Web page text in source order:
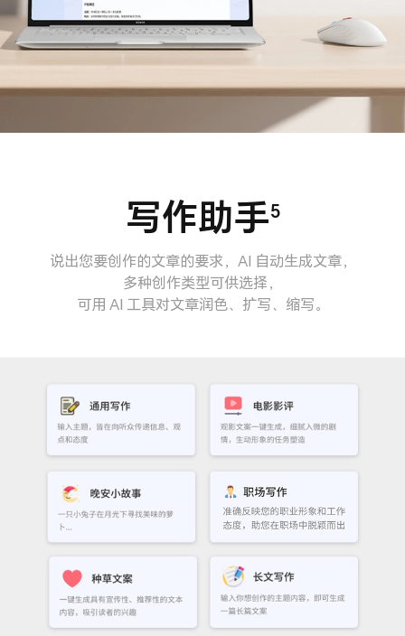
写作助手5
说出您要创作的文章的要求，AI 自动生成文章，
多种创作类型可供选择，
可用 AI 工具对文章润色、扩写、缩写。